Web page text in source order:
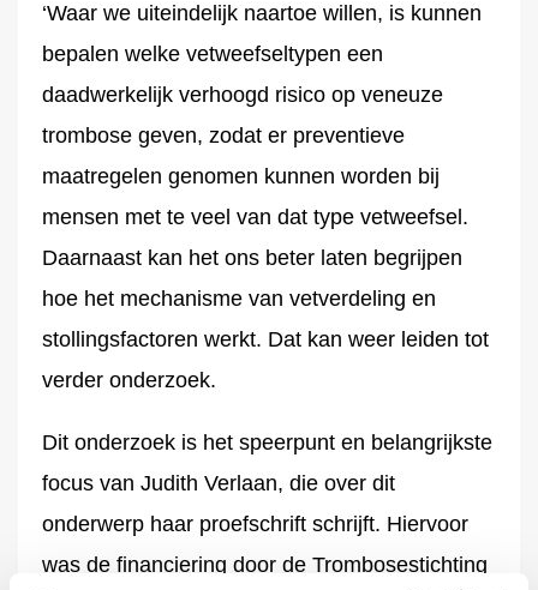
‘Waar we uiteindelijk naartoe willen, is kunnen
bepalen welke vetweefseltypen een
daadwerkelijk verhoogd risico op veneuze
trombose geven, zodat er preventieve
maatregelen genomen kunnen worden bij
mensen met te veel van dat type vetweefsel.
Daarnaast kan het ons beter laten begrijpen
hoe het mechanisme van vetverdeling en
stollingsfactoren werkt. Dat kan weer leiden tot
verder onderzoek.
Dit onderzoek is het speerpunt en belangrijkste
focus van Judith Verlaan, die over dit
onderwerp haar proefschrift schrijft. Hiervoor
was de financiering door de Trombosestichting